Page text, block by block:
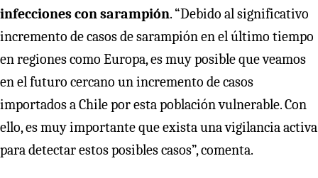
infecciones con sarampión. “Debido al significativo
incremento de casos de sarampión en el último tiempo
en regiones como Europa, es muy posible que veamos
en el futuro cercano un incremento de casos
importados a Chile por esta población vulnerable. Con
ello, es muy importante que exista una vigilancia activa
para detectar estos posibles casos”, comenta.